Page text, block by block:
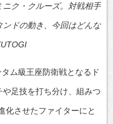
ニク・クルーズ。対戦相手
ドの動き、今回はどんな
ム級王座防衛戦となるド
足技を打ち分け、組みつ
させたファイターにと